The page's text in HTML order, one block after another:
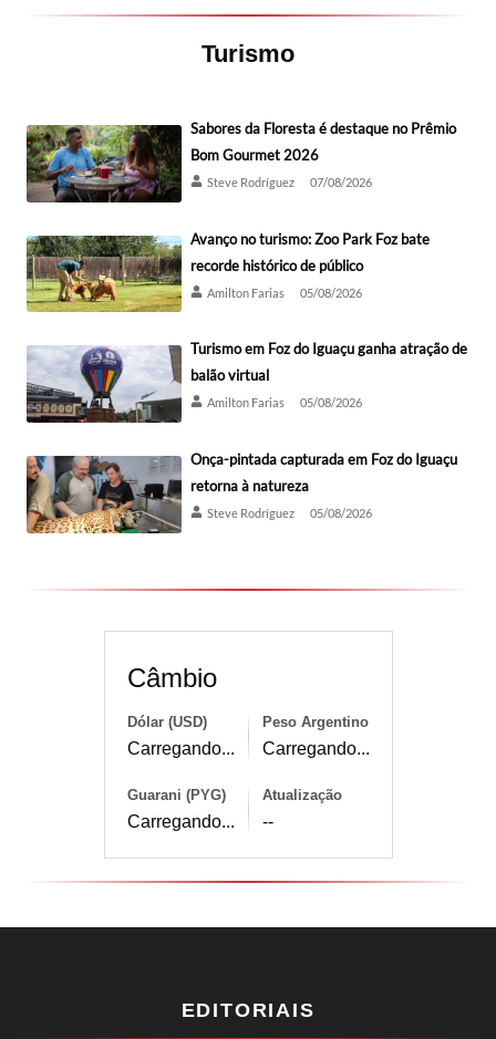
Turismo
Sabores da Floresta é destaque no Prêmio
Bom Gourmet 2026
Steve Rodríguez 07/08/2026
Avanço no turismo: Zoo Park Foz bate
recorde histórico de público
Amilton Farias 05/08/2026
Turismo em Foz do Iguaçu ganha atração de
balão virtual
Amilton Farias 05/08/2026
Onça-pintada capturada em Foz do Iguaçu
retorna à natureza
Steve Rodríguez 05/08/2026
Câmbio
Dólar (USD)
Carregando...
Peso Argentino
Carregando...
Guarani (PYG)
Carregando...
Atualização
--
EDITORIAIS